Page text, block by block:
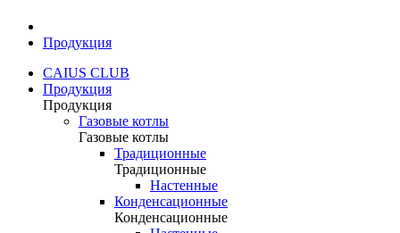
Продукция
CAIUS CLUB
Продукция
Продукция
Газовые котлы
Газовые котлы
Традиционные
Традиционные
Настенные
Конденсационные
Конденсационные